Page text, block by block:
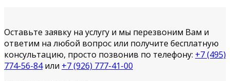
Оставьте заявку на услугу и мы перезвоним Вам и
ответим на любой вопрос или получите бесплатную
консультацию, просто позвонив по телефону: +7 (495)
774-56-84или +7 (926) 777-41-00